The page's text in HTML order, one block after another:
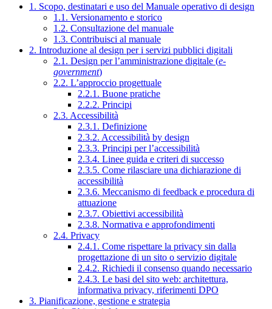
1. Scopo, destinatari e uso del Manuale operativo di design
1.1. Versionamento e storico
1.2. Consultazione del manuale
1.3. Contribuisci al manuale
2. Introduzione al design per i servizi pubblici digitali
2.1. Design per l’amministrazione digitale (e-
government)
2.2. L’approccio progettuale
2.2.1. Buone pratiche
2.2.2. Principi
2.3. Accessibilità
2.3.1. Definizione
2.3.2. Accessibilità by design
2.3.3. Principi per l’accessibilità
2.3.4. Linee guida e criteri di successo
2.3.5. Come rilasciare una dichiarazione di
accessibilità
2.3.6. Meccanismo di feedback e procedura di
attuazione
2.3.7. Obiettivi accessibilità
2.3.8. Normativa e approfondimenti
2.4. Privacy
2.4.1. Come rispettare la privacy sin dalla
progettazione di un sito o servizio digitale
2.4.2. Richiedi il consenso quando necessario
2.4.3. Le basi del sito web: architettura,
informativa privacy, riferimenti DPO
3. Pianificazione, gestione e strategia